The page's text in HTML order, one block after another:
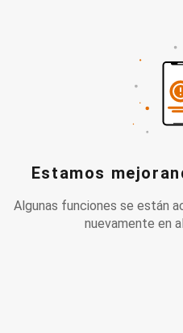
Estamos
Algunas funciones se están
nuevamente en